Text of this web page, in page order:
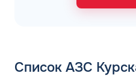
Список АЗС